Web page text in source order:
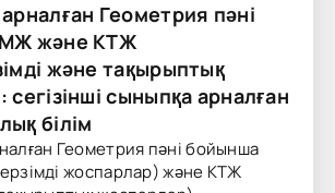
Геометрия пәні
және КТЖ
және тақырыптық
сыныпқа арналған
білім
Геометрия пәні бойынша
жоспарлар) және КТЖ